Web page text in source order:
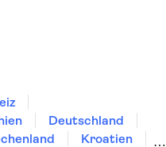
Deutschland
Kroatien